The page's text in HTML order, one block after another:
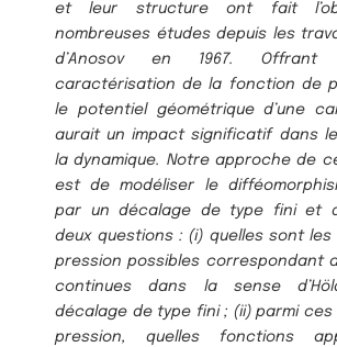
et leur structure ont fait
nombreuses études depuis les
d’Anosov en 1967.
caractérisation de la fonction de
le potentiel géométrique d’une
aurait un impact significatif dans
la dynamique. Notre approche de
est de modéliser le
par un décalage de type fini et
deux questions : (i) quelles sont
pression possibles correspondant
continues dans la sense
décalage de type fini ; (ii) parmi
pression, quelles fonctions